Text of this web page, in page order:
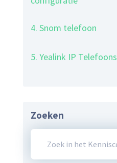
4. Snom telefoon
5. Yealink IP Telefoons
Zoeken